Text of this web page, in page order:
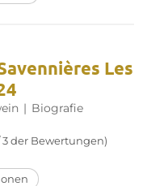
Les
| Biografie
3 der Bewertungen)